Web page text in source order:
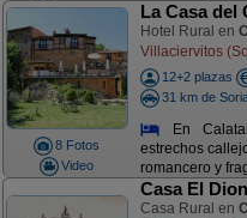
8 Fotos
Video
La Casa del
Hotel Rural en
Villaciervitos
12+2 plazas
31 km de
En
estrechos
romancero y
Casa El
Casa Rural en